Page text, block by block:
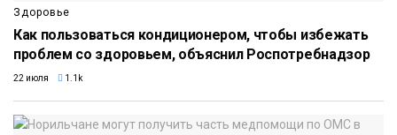
Здоровье
Как пользоваться кондиционером, чтобы избежать
проблем со здоровьем, объяснил Роспотребнадзор
22 июля 1.1k